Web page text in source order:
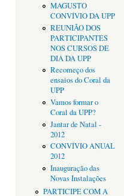
MAGUSTO
CONVÍVIO DA UPP
REUNIÃO DOS
PARTICIPANTES
NOS CURSOS DE
DIA DA UPP
Recomeço dos
ensaios do Coral da
UPP
Vamos formar o
Coral da UPP?
Jantar de Natal -
2012
CONVÍVIO ANUAL
2012
Inauguração das
Novas Instalações
PARTICIPE COM A